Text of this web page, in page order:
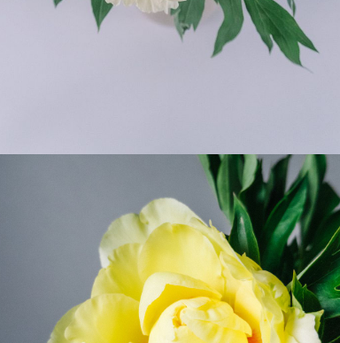
ただいま沖縄・離島エリアへの配送には対応しておりません。ご了
お花をベストなタイミングで発送しているため、お届け日の指定は